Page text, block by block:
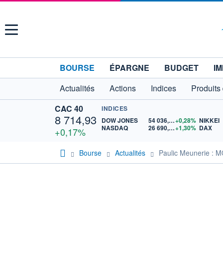
Menu
BOURSE ÉPARGNE BUDGET
Actualités
Actions Indices
CAC 40
8 714,93
+0,17%
INDICES
DOW JONES
54 036,93+0,28%
NASDAQ
26 690,62+1,30%
NIKKEI
DAX
Bourse Actualités Paulic Meunerie :